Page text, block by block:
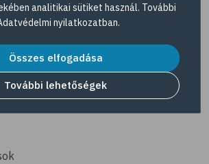
analitikai sütiket használ. További
nyilatkozatban.
Összes elfogadása
További lehetőségek